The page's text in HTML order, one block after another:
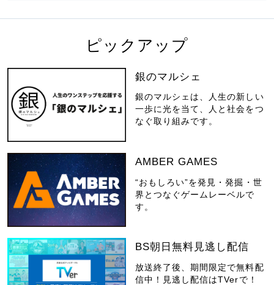
ピックアップ
銀のマルシェ
銀のマルシェは、人生の新しい
一歩に光を当て、人と社会をつ
なぐ取り組みです。
AMBER GAMES
“おもしろい”を発見・発掘・世
界とつなぐゲームレーベルで
す。
BS朝日無料見逃し配信
放送終了後、期間限定で無料配
信中！見逃し配信はTVerで！